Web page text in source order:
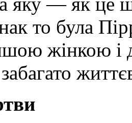
то була
жінкою і